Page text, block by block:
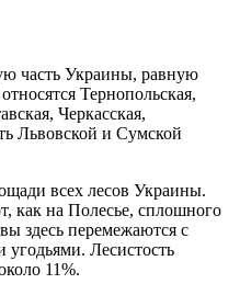
часть Украины, равную
Тернопольская,
Черкасская,
Львовской и Сумской
всех лесов Украины.
как на Полесье, сплошного
здесь перемежаются с
Лесистость
11%.